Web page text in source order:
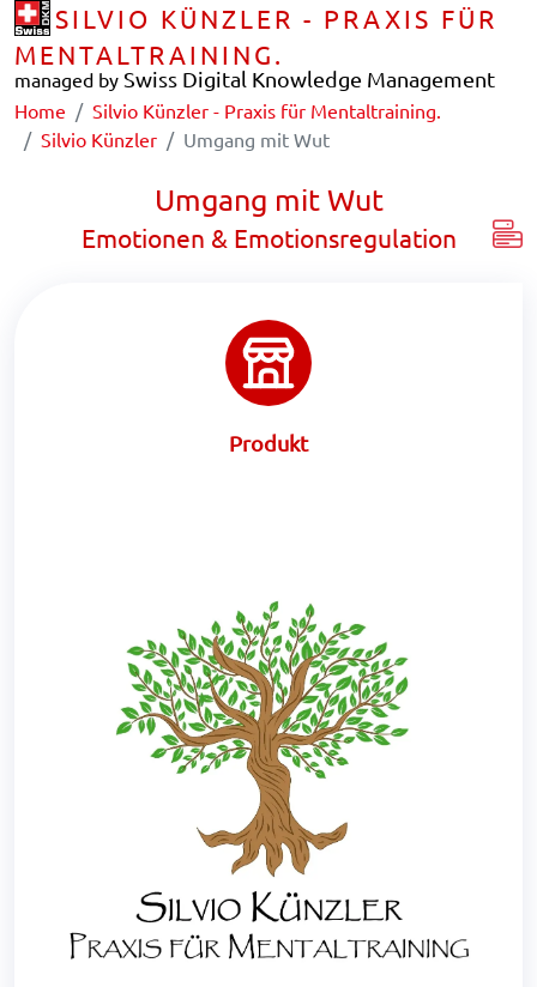
SILVIO KÜNZLER - PRAXIS FÜR
MENTALTRAINING.
managed by Swiss Digital Knowledge Management
Home
Silvio Künzler - Praxis für Mentaltraining.
Silvio Künzler
Umgang mit Wut
Umgang mit Wut
Emotionen & Emotionsregulation
Produkt